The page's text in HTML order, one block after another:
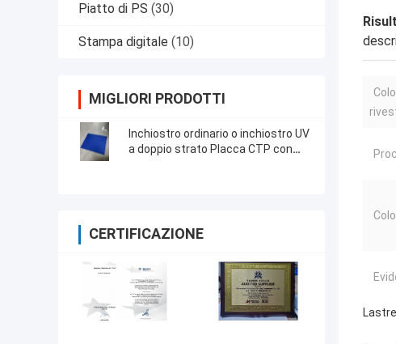
Piatto di PS (30)
Stampa digitale (10)
MIGLIORI PRODOTTI
Inchiostro ordinario o inchiostro UV
a doppio strato Placca CTP con
CERTIFICAZIONE